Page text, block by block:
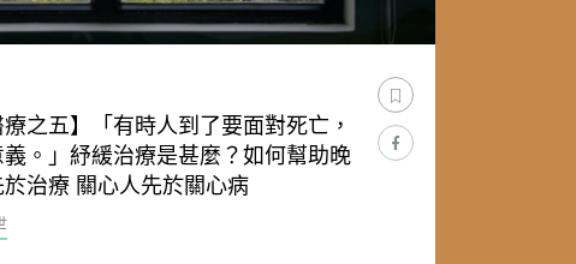
療之五】「有時人到了要面對死亡，
。」紓緩治療是甚麼？如何幫助晚
治療 關心人先於關心病